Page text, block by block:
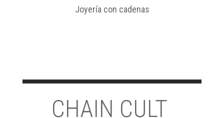
Joyería con cadenas
CHAIN CULT